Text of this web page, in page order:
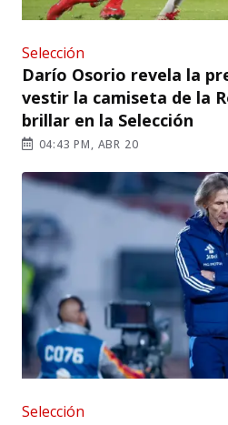
Selección
Darío Osorio revela la
vestir la camiseta de la
brillar en la Selección
04:43 PM, ABR 20
Selección